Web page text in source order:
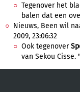
Tegenover het
balen dat een
Nieuws, Been wil
2009, 23:06:32
Ook tegenover
van Sekou Cisse.